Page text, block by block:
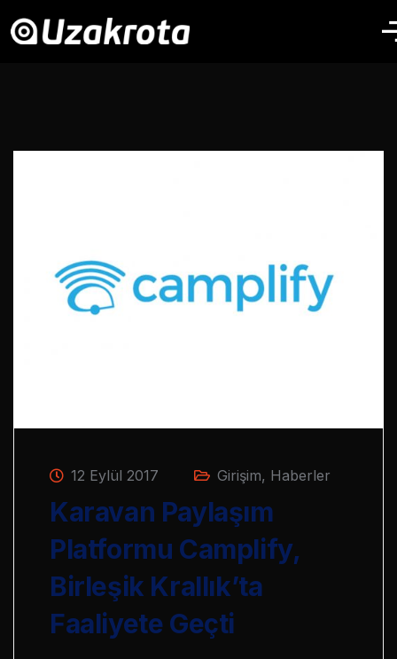
12 Eylül 2017 Girişim, Haberler
Karavan Paylaşım
Platformu Camplify,
Birleşik Krallık’ta
Faaliyete Geçti